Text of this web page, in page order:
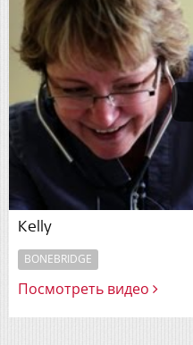
Kelly
BONEBRIDGE
Посмотреть видео